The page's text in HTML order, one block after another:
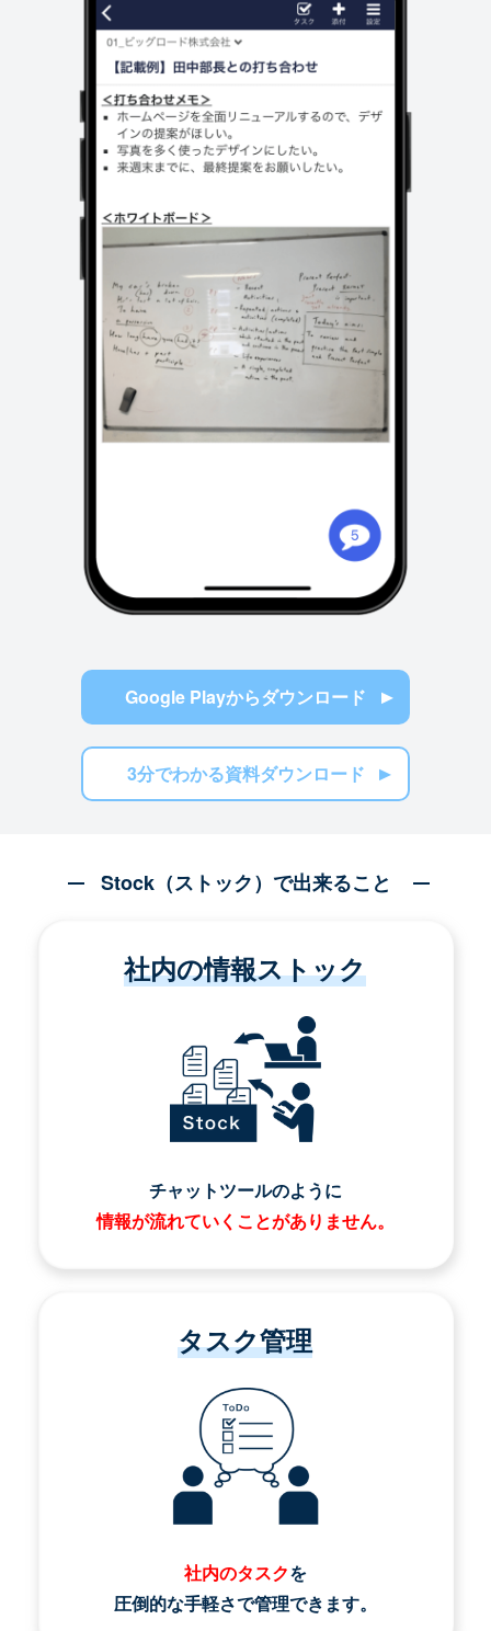
Google Playからダウンロード
3分でわかる資料ダウンロード
Stock（ストック）で出来ること
社内の情報ストック
チャットツールのように
情報が流れていくことがありません。
タスク管理
社内のタスクを
圧倒的な手軽さで管理できます。